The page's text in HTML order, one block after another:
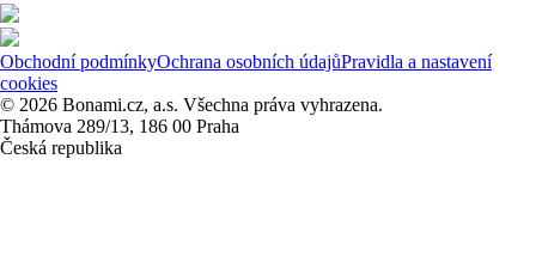
Obchodní podmínkyOchrana osobních údajůPravidla a nastavení
cookies
© 2026 Bonami.cz, a.s. Všechna práva vyhrazena.
Thámova 289/13, 186 00 Praha
Česká republika